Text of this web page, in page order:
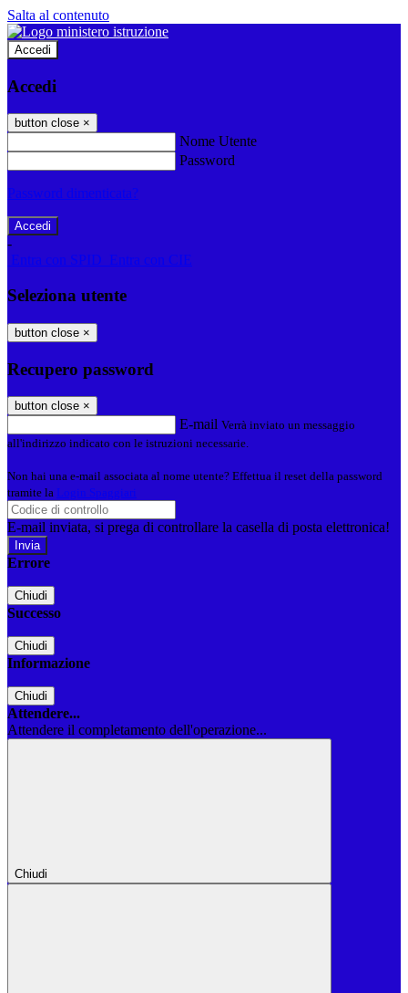
Salta al contenuto
Accedi
Accedi
button close ×
Nome Utente
Password
Password dimenticata?
-
Entra con SPID
Entra con CIE
Seleziona utente
button close ×
Recupero password
button close ×
E-mail Verrà inviato un messaggio
all'indirizzo indicato con le istruzioni necessarie.
Non hai una e-mail associata al nome utente? Effettua il reset della password
tramite la Login Spaggiari
E-mail inviata, si prega di controllare la casella di posta elettronica!
Errore
Chiudi
Successo
Chiudi
Informazione
Chiudi
Attendere...
Attendere il completamento dell'operazione...
Chiudi